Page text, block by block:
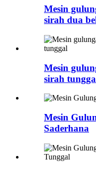
Mesin
sirah dua
Mesin
sirah
Mesin
Saderhana